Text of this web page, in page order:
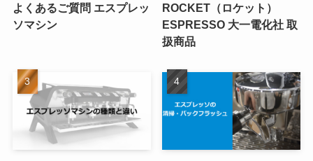
よくあるご質問 エスプレッ
ソマシン
ROCKET（ロケット）
ESPRESSO 大一電化社 取
扱商品